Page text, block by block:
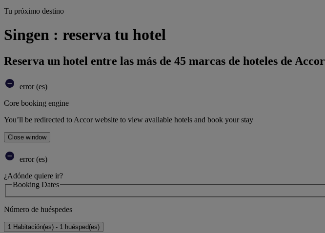
Tu próximo destino
Singen : reserva tu hotel
Reserva un hotel entre las más de 45 marcas de hoteles de Accor
error (es)
Core booking engine
You’ll be redirected to Accor website to view available hotels and book your stay
Close window
error (es)
¿Adónde quiere ir?
Booking Dates
Número de huéspedes
1 Habitación(es) - 1 huésped(es)